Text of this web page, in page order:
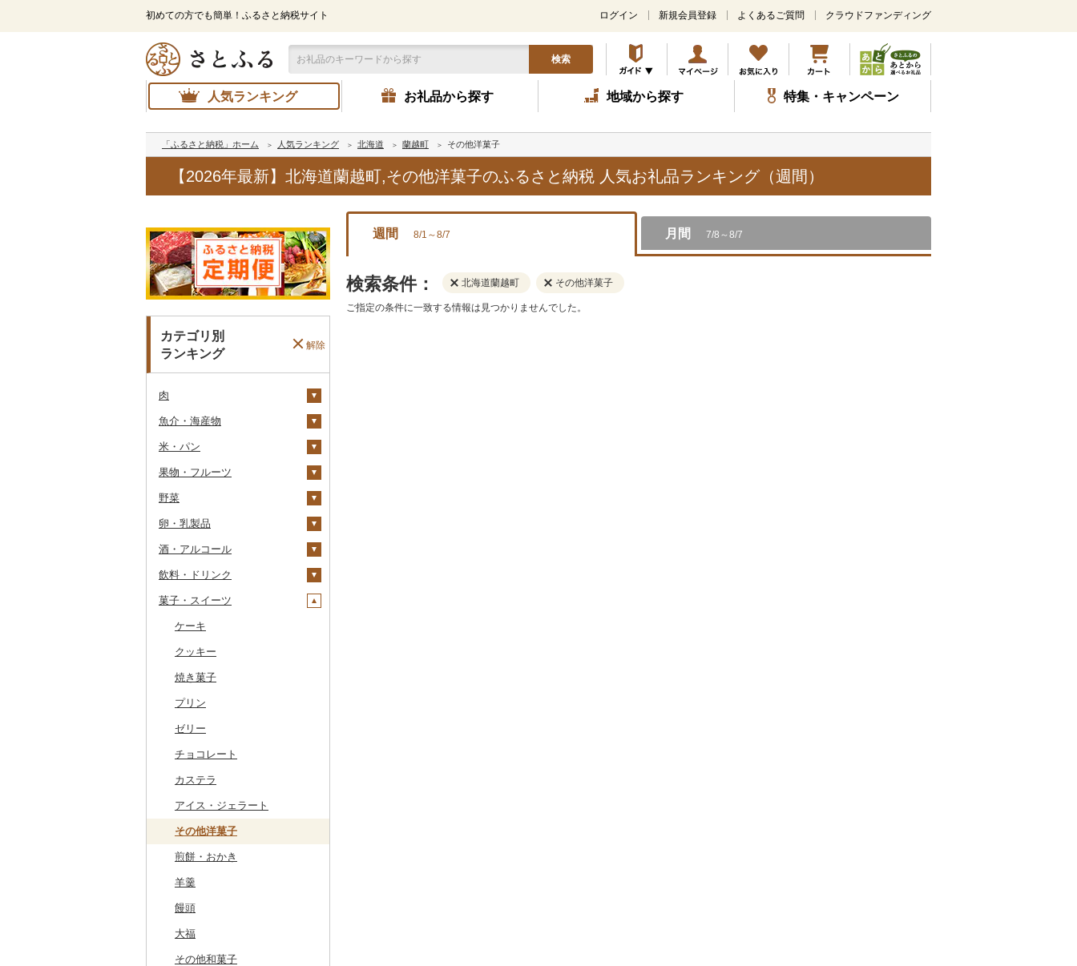
初めての方でも簡単！ふるさと納税サイト
メ
ン
コ
ン
テ
ツ
ッ
プ
ログイン 新規会員登録 よくあるご質問 クラウドファンディング
検索
人気ランキング お礼品から探す 地域から探す 特集・キャンペーン
「ふるさと納税」ホーム 人気ランキング 北海道 蘭越町 その他洋菓子
【2026年最新】北海道蘭越町,その他洋菓子のふるさと納税 人気お礼品ランキング（週間）
カテゴリ別
ランキング
解除
肉
牛肉（精肉）
ステーキ
すき焼き
焼肉
牛タン
和牛
黒毛和牛
白老牛
仙台牛
米沢牛
山形牛
常陸牛
上州牛
飛騨牛
近江牛
神戸牛・神戸ビーフ
但馬牛
土佐あかうし
佐賀牛
長崎和牛
あか牛
牛肉（加工品）
ハンバーグ
ローストビーフ
ビーフジャーキー
その他牛肉（加工品）
豚肉（精肉）
すき焼き
しゃぶしゃぶ
焼肉
アグー豚
その他豚肉（精肉）
豚肉（加工品）
ハンバーグ
もつ鍋
ハム
ソーセージ・ウインナ
鶏肉
鶏肉（精肉）
ハム・ソーセージ
唐揚げ
中津からあげ
水炊き
地鶏
赤鶏さつま
その他鶏肉
鹿肉
馬肉
羊肉・ラム肉（ジンギス
魚介・海産物
カニ
ズワイガニ
毛ガニ
かにしゃぶ
その他カニ
エビ
ボタンエビ
伊勢海老
その他エビ
いくら
うに
明太子・たらこ
明太子
たらこ
その他魚卵
数の子
からすみ
キャビア
その他魚卵
貝
帆立（ホタテ）
鮑（アワビ）
牡蠣（カキ）
あさり
しじみ
サザエ
はまぐり
その他貝
うなぎ
鮮魚
鮭・サーモン
マグロ
イワシ
カツオ
金目鯛
クエ
くじら
サバ
さんま
鯛
のどぐろ
ふぐ
イカ・タコ
イカ
タコ
海苔・海藻
海苔
わかめ
ひじき
その他海苔・海藻
干物
ししゃも
その他干物
その他魚介・加工品
しらす・ちりめん
かまぼこ・練り製品
その他魚介・加工品
米・パン
米
無洗米
玄米
金芽米
ゆめぴりか
つや姫
コシヒカリ
はえぬき
さがびより
あきたこまち
ひとめぼれ
ミルキークィーン
ななつぼし
その他米
雑穀
餅
その他穀物加工品
パン
果物・フルーツ
ぶどう・マスカット
巨峰
ナガノパープル
ピオーネ
デラウェア
シャインマスカット
その他ぶどう・マスカ
いちご
りんご
もも
メロン
さくらんぼ
梨
和梨
洋梨・ラフランス
マンゴー
みかん・柑橘
みかん
レモン
不知火・デコポン
せとか
文旦
まどんな
ポンカン
その他柑橘
すいか
キウイ
柿（カキ）
ドライフルーツ
干し柿
干し芋
その他ドライフルーツ
その他果物
びわ
ブルーベリー
パイナップル
栗
その他果物
野菜
いも
じゃがいも
さつまいも
その他いも
トマト
フルーツトマト
ミニトマト
その他トマト
玉ねぎ
ねぎ
とうもろこし
根菜
人参
大根
自然薯
レンコン
にんにく・生姜
その他根菜
アスパラガス
豆
きのこ
しいたけ
松茸
その他きのこ
その他野菜
山菜
かぼちゃ
茄子
レタス
その他野菜
卵・乳製品
卵
チーズ
ヨーグルト
牛乳
バター
その他乳製品
酒・アルコール
ビール・発泡酒
ビール
発泡酒
地ビール・クラフトビ
日本酒
純米大吟醸
純米吟醸
大吟醸
吟醸
その他日本酒
焼酎
芋焼酎
麦焼酎
米焼酎
黒糖焼酎
その他焼酎
梅酒
泡盛
ワイン
白ワイン
赤ワイン
シャンパン・スパーク
その他ワイン
ウイスキー
リキュール・洋酒
甘酒
ノンアルコール
その他酒
飲料・ドリンク
水・ミネラルウォーター
コーヒー・コーヒー豆
飲料
コーヒー豆
粉
ドリップ
茶
飲料
茶葉・ティーバッグ
静岡茶
足柄茶
知覧茶
八女茶
その他茶
果汁飲料
りんごジュース
みかんジュース（オレ
紅茶
飲料
茶葉・ティーバッグ
その他飲料・ジュース
野菜ジュース
炭酸飲料
豆乳
その他飲料・ジュース
菓子・スイーツ
ケーキ
クッキー
焼き菓子
プリン
ゼリー
チョコレート
カステラ
アイス・ジェラート
その他洋菓子
煎餅・おかき
羊羹
饅頭
大福
その他和菓子
週間 8/1～8/7 月間 7/8～8/7
検索条件： 北海道蘭越町 その他洋菓子
ご指定の条件に一致する情報は見つかりませんでした。